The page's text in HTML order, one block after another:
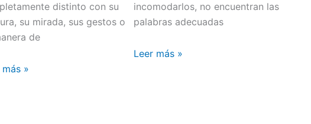
distinto con su
su mirada, sus gestos o
de
»
incomodarlos, no encuentran las
palabras adecuadas
Leer más »